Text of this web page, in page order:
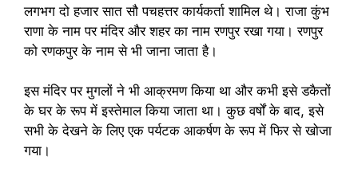
लगभग दो हजार सात सौ पचहत्तर कार्यकर्ता शामिल थे। राजा कुंभ
राणा के नाम पर मंदिर और शहर का नाम रणपुर रखा गया। रणपुर
को रणकपुर के नाम से भी जाना जाता है।
इस मंदिर पर मुगलों ने भी आक्रमण किया था और कभी इसे डकैतों
के घर के रूप में इस्तेमाल किया जाता था। कुछ वर्षों के बाद, इसे
सभी के देखने के लिए एक पर्यटक आकर्षण के रूप में फिर से खोजा
गया।